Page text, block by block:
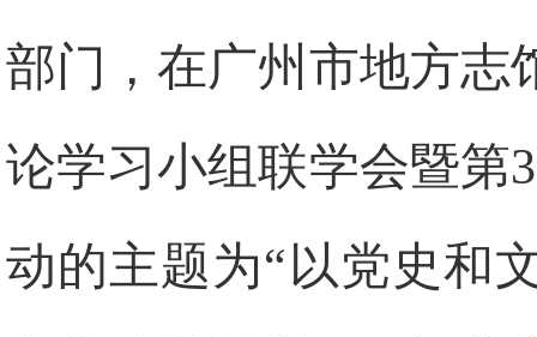
部门，在广州市地方志
论学习小组联学会暨第
动的主题为“以党史和